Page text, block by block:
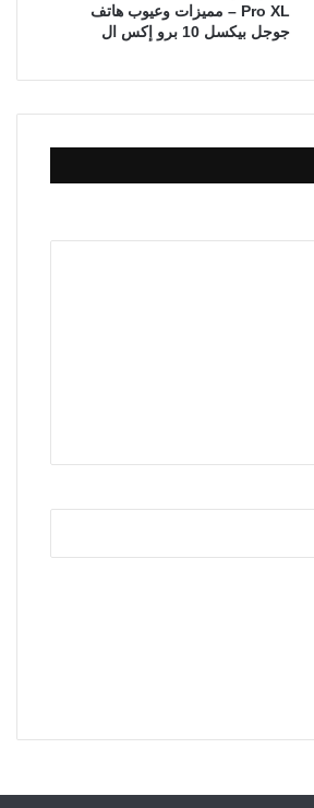
Pro XL – مميزات وعيوب هاتف
جوجل بيكسل 10 برو إكس ال